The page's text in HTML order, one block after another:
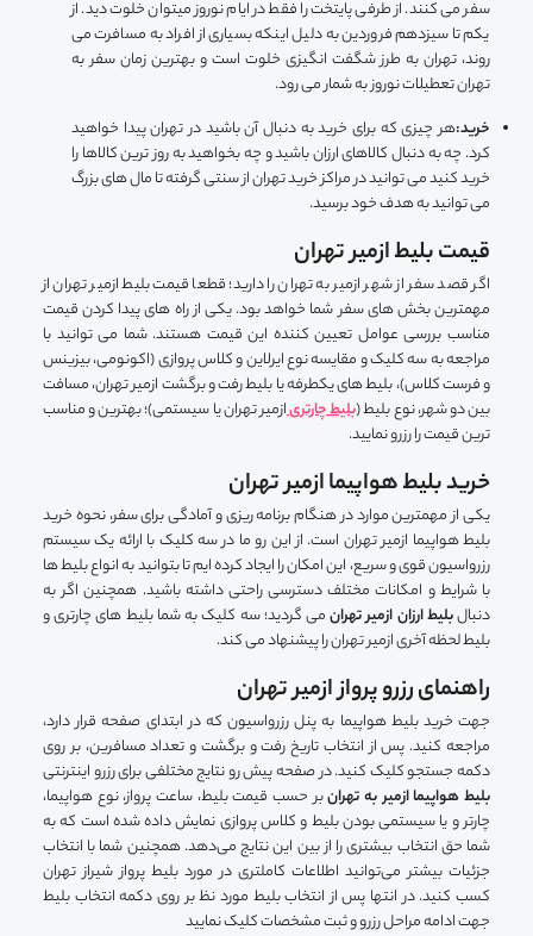
سفر می کنند. از طرفی پایتخت را فقط در ایام نوروز میتوان خلوت دید. از
یکم تا سیزدهم فروردین به دلیل اینکه بسیاری از افراد به مسافرت می
روند، تهران به طرز شگفت انگیزی خلوت است و بهترین زمان سفر به
تهران تعطیلات نوروز به شمار می رود.
خرید:هر چیزی که برای خرید به دنبال آن باشید در تهران پیدا خواهید
کرد. چه به دنبال کالاهای ارزان باشید و چه بخواهید به روز ترین کالاها را
خرید کنید می توانید در مراکز خرید تهران از سنتی گرفته تا مال های بزرگ
می توانید به هدف خود برسید.
قیمت بلیط ازمیر تهران
اگر قصد سفر از شهر ازمیر به تهران را دارید؛ قطعا قیمت بلیط ازمیر تهران از
مهمترین بخش های سفر شما خواهد بود. یکی از راه های پیدا کردن قیمت
مناسب بررسی عوامل تعیین کننده این قیمت هستند. شما می توانید با
مراجعه به سه کلیک و مقایسه نوع ایرلاین و کلاس پروازی (اکونومی، بیزینس
و فرست کلاس)، بلیط های یکطرفه یا بلیط رفت و برگشت ازمیر تهران، مسافت
بین دو شهر، نوع بلیط (بلیط چارتریازمیر تهران یا سیستمی)؛ بهترین و مناسب
ترین قیمت را رزرو نمایید.
خرید بلیط هواپیما ازمیر تهران
یکی از مهمترین موارد در هنگام برنامه ریزی و آمادگی برای سفر، نحوه خرید
بلیط هواپیما ازمیر تهران است. از این رو ما در سه کلیک با ارائه یک سیستم
رزرواسیون قوی و سریع، این امکان را ایجاد کرده ایم تا بتوانید به انواع بلیط ها
با شرایط و امکانات مختلف دسترسی راحتی داشته باشید. همچنین اگر به
دنبالبلیط ارزان ازمیر تهرانمی گردید؛ سه کلیک به شما بلیط های چارتری و
بلیط لحظه آخری ازمیر تهران را پیشنهاد می کند.
راهنمای رزرو پرواز ازمیر تهران
جهت خرید بلیط هواپیما به پنل رزرواسیون که در ابتدای صفحه قرار دارد،
مراجعه کنید. پس از انتخاب تاریخ رفت و برگشت و تعداد مسافرین، بر روی
دکمه جستجو کلیک کنید. در صفحه پیش رو نتایج مختلفی برای رزرو اینترنتی
بلیط هواپیما ازمیر به تهرانبر حسب قیمت بلیط، ساعت پرواز، نوع هواپیما،
چارتر و یا سیستمی بودن بلیط و کلاس پروازی نمایش داده شده است که به
شما حق انتخاب بیشتری را از بین این نتایج می‌دهد. همچنین شما با انتخاب
جزئیات بیشتر می‌توانید اطلاعات کاملتری در مورد بلیط پرواز شیراز تهران
کسب کنید. در انتها پس از انتخاب بلیط مورد نظ بر روی دکمه انتخاب بلیط
جهت ادامه مراحل رزرو و ثبت مشخصات کلیک نمایید